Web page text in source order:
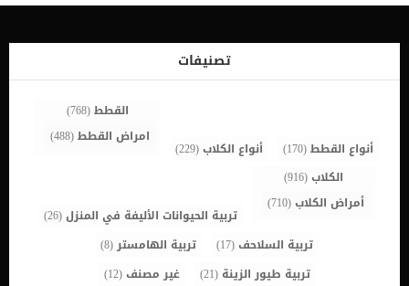
بالطبيب البيطري لتحديد أفضل الخطوات التالية هو أكثر شيء إنساني
خلال قياس جودة الحياة (QOL) هي مقياس لراحة قطتك وصحتها
وسعادتها وقدرتها على المشاركة والاستمتاع بحياتها. اضف الى
معلوماتك ام اختيار القتل الرحيم يكون الاختيار الاخير […]
تصنيفات
أنواع القطط(170) أنواع الكلاب(229)
القطط(768)
امراض القطط(488)
الكلاب(916)
أمراض الكلاب(710)
تربية الحيوانات الأليفة في المنزل(26)
تربية السلاحف(17) تربية الهامستر(8)
تربية طيور الزينة (21) غير مصنف(12)